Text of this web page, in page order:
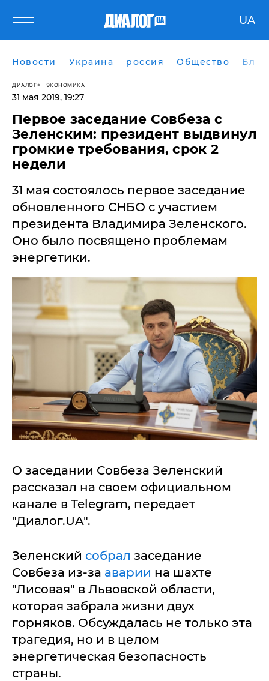
UA
Новости Украина россия Общество
ДИАЛОГ ЭКОНОМИКА
31 мая 2019, 19:27
Первое заседание Совбеза с
Зеленским: президент выдвинул
громкие требования, срок 2
недели
31 мая состоялось первое заседание
обновленного СНБО с участием
президента Владимира Зеленского.
Оно было посвящено проблемам
энергетики.
О заседании Совбеза Зеленский
рассказал на своем официальном
канале в Telegram, передает
"Диалог.UA".
Зеленский собрал заседание
Совбеза из-за аварии на шахте
"Лисовая" в Львовской области,
которая забрала жизни двух
горняков. Обсуждалась не только эта
трагедия, но и в целом
энергетическая безопасность
страны.